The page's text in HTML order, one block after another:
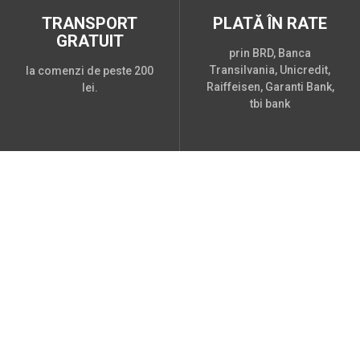
TRANSPORT
GRATUIT
la comenzi de peste 200
lei.
PLATĂ ÎN RATE
prin BRD, Banca
Transilvania, Unicredit,
Raiffeisen, Garanti Bank,
tbi bank